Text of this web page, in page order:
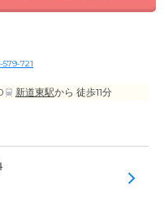
579-721
新道東駅から 徒歩11分